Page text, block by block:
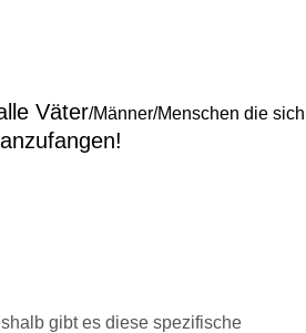
Väter/Männer/Menschen die sich
gibt es diese spezifische